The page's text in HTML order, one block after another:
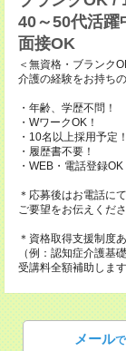
40～50代活躍
面接OK
＜無資格・ブランク
介護の経験をお持ちの
・年齢、学歴不問！
・WワークOK！
・10名以上採用予定！
・履歴書不要！
・WEB・電話登録OK
＊応募後はお電話に
ご要望をお伝えくださ
＊資格取得支援制度
（例：認知症介護基
受講料全額補助します
メール